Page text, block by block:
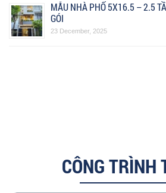
MẪU NHÀ PHỐ 5X16.5 – 2.5
GÓI
23 December, 2025
CÔNG TRÌNH